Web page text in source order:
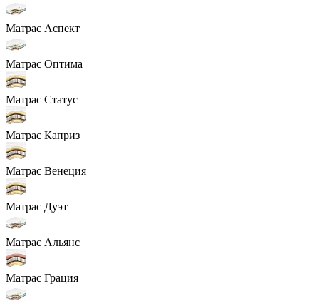
Матрас Аспект
Матрас Оптима
Матрас Статус
Матрас Каприз
Матрас Венеция
Матрас Дуэт
Матрас Альянс
Матрас Грация